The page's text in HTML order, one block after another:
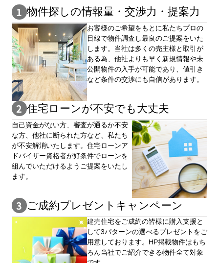
物件探しの情報量・交渉⼒・提案⼒
お客様のご希望をもとに私たちプロの
目線で物件調査し最良のご提案をいた
します。当社は多くの売主様と取引が
ある為、他社よりも早く新規情報や未
公開物件の⼊手が可能であり、値引き
など条件の交渉にも自信があります。
住宅ローンが不安でも大丈夫
自⼰資⾦がない⽅、審査が通るか不安
な⽅、他社に断られた⽅など、私たち
が不安解消いたします。住宅ローンア
ドバイザー資格者が好条件でローンを
組んでいただけるようご提案をいたし
ます。
ご成約プレゼントキャンペーン
建売住宅をご成約の皆様に購⼊⽀援と
して3パターンの選べるプレゼントをご
用意しております。HP掲載物件はもち
ろん当社でご紹介できる物件全て対象